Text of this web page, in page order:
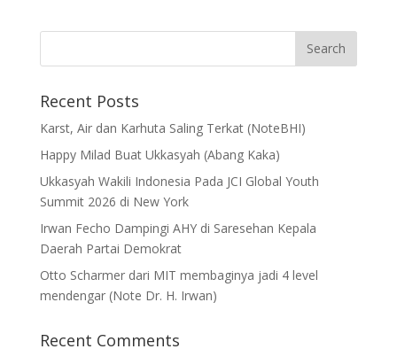
Recent Posts
Karst, Air dan Karhuta Saling Terkat (NoteBHI)
Happy Milad Buat Ukkasyah (Abang Kaka)
Ukkasyah Wakili Indonesia Pada JCI Global Youth
Summit 2026 di New York
Irwan Fecho Dampingi AHY di Saresehan Kepala
Daerah Partai Demokrat
Otto Scharmer dari MIT membaginya jadi 4 level
mendengar (Note Dr. H. Irwan)
Recent Comments